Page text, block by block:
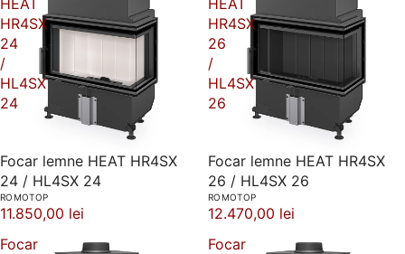
HEAT
HR4SX
24
/
HL4SX
24
Focar lemne HEAT HR4SX
24 / HL4SX 24
ROMOTOP
11.850,00 lei
HEAT
HR4SX
26
/
HL4SX
26
Focar lemne HEAT HR4SX
26 / HL4SX 26
ROMOTOP
12.470,00 lei
Focar
Focar